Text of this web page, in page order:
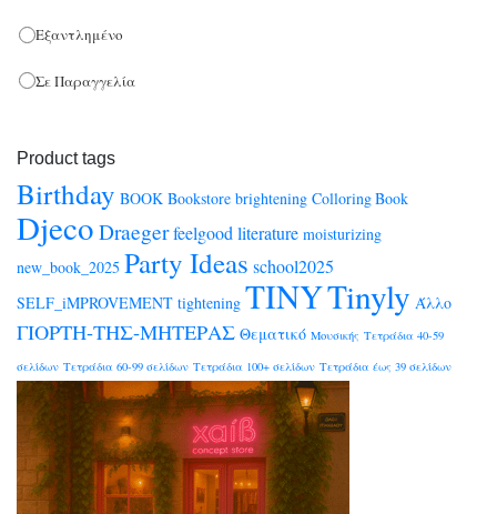
Εξαντλημένο
Σε Παραγγελία
Product tags
Birthday BOOK Bookstore brightening Colloring Book
Djeco Draegerfeelgood literature moisturizing
new_book_2025 Party Ideas school2025
SELF_iMPROVEMENT tightening TINYTinyly Άλλο
ΓΙΟΡΤΗ-ΤΗΣ-ΜΗΤΕΡΑΣ Θεματικό Μουσικής Τετράδια 40-59
σελίδων Τετράδια 60-99 σελίδων Τετράδια 100+ σελίδων Τετράδια έως 39 σελίδων